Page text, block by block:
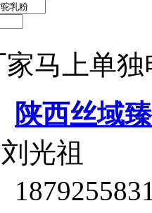
马上单
陕西丝域
光祖